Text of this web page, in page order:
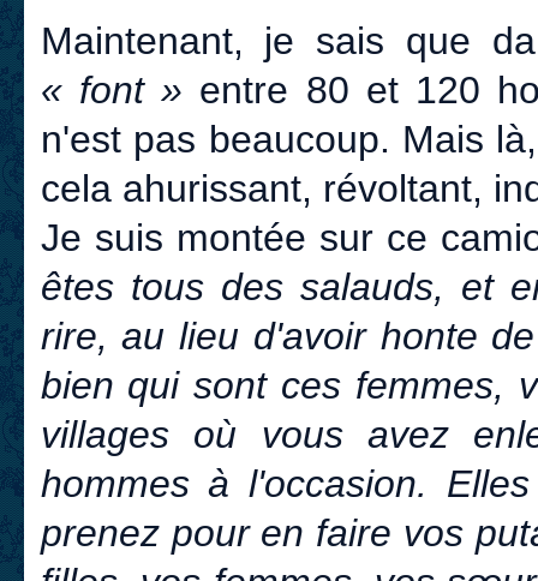
Maintenant, je sais que
« font » entre 80 et 120
n'est pas beaucoup. Mais
cela ahurissant, révoltant,
Je suis montée sur ce
êtes tous des salauds, et
rire, au lieu d'avoir honte
bien qui sont ces femmes,
villages où vous avez
hommes à l'occasion.
prenez pour en faire vos